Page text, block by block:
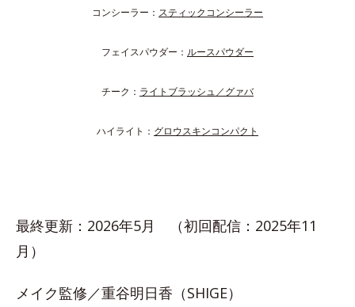
コンシーラー： スティックコンシーラー
フェイスパウダー： ルースパウダー
チーク： ライトブラッシュ／グァバ
ハイライト： グロウスキンコンパクト
最終更新：2026年5月 （初回配信：2025年11
月）
メイク監修／重谷明日香（SHIGE）